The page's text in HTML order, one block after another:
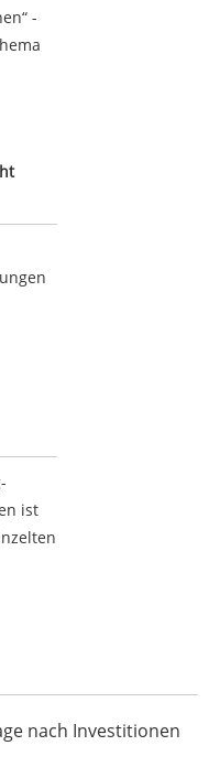
-
Freibad im
ist
wieder
nach Investitionen